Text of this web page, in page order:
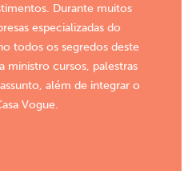
Durante muitos
especializadas do
todos os segredos deste
ministro cursos, palestras
além de integrar o
Vogue.